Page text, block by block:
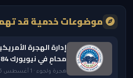
موضوعات خدمية قد
إدارة الهجرة
محامٍ في نيويورك 470584 دولاراً
هجرة ولجوء · 1 أغسطس 2026 — 7:10 PM